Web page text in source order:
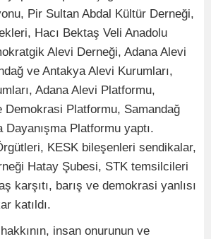
Pir Sultan Abdal Kültür Derneği,
Hacı Bektaş Veli Anadolu
Alevi Derneği, Adana Alevi
ve Antakya Alevi Kurumları,
Adana Alevi Platformu,
Demokrasi Platformu, Samandağ
Dayanışma Platformu yaptı.
KESK bileşenleri sendikalar,
Hatay Şubesi, STK temsilcileri
karşıtı, barış ve demokrasi yanlısı
katıldı.
insan onurunun ve